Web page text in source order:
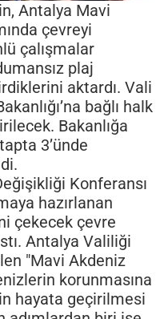
Antalya Mavi
çevreyi
çalışmalar
plaj
aktardı. Vali
bağlı halk
Bakanlığa
3’ünde
Konferansı
hazırlanan
çekecek çevre
Antalya Valiliği
"Mavi Akdeniz
korunmasına
hayata geçirilmesi